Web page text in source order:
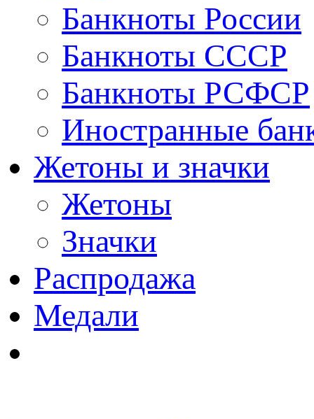
Банкноты России
Банкноты СССР
Банкноты РСФСР
Иностранные
Жетоны и значки
Жетоны
Значки
Распродажа
Медали